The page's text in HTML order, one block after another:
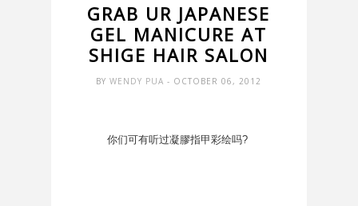
GRAB UR JAPANESE
GEL MANICURE AT
SHIGE HAIR SALON
BYWENDY PUA- OCTOBER 06, 2012
你们可有听过凝膠指甲彩绘吗?